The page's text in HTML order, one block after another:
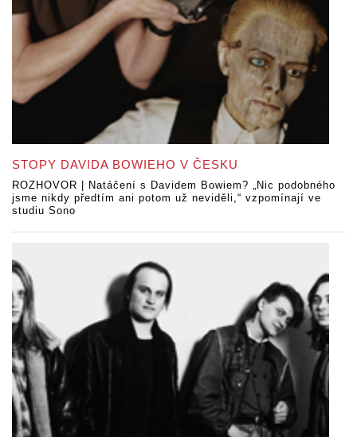
STOPY DAVIDA BOWIEHO V ČESKU
ROZHOVOR | Natáčení s Davidem Bowiem? „Nic podobného
jsme nikdy předtím ani potom už neviděli,“ vzpomínají ve
studiu Sono